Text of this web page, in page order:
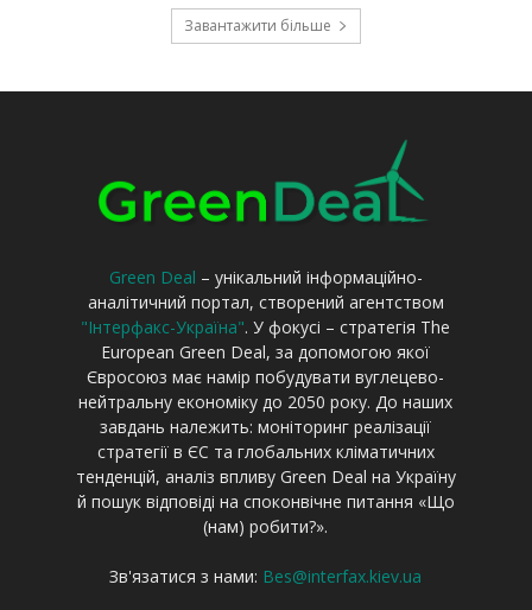
Green Deal – унікальний інформаційно-
аналітичний портал, створений агентством
"Інтерфакс-Україна". У фокусі – стратегія The
European Green Deal, за допомогою якої
Євросоюз має намір побудувати вуглецево-
нейтральну економіку до 2050 року. До наших
завдань належить: моніторинг реалізації
стратегії в ЄС та глобальних кліматичних
тенденцій, аналіз впливу Green Deal на Україну
й пошук відповіді на споконвічне питання «Що
(нам) робити?».
Зв'язатися з нами: Bes@interfax.kiev.ua